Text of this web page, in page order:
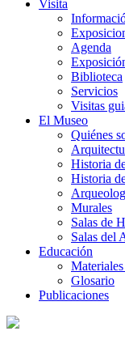
Visita
Agenda
Biblioteca
Servicios
Visitas
El Museo
Quiénes
Historia
Historia
Murales
Salas de
Salas del
Educación
Glosario
Publicaciones